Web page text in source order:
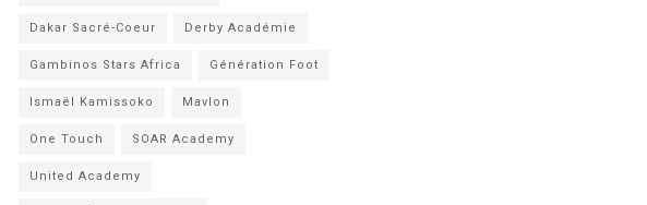
Dakar Sacré-Coeur Derby Académie
Gambinos Stars Africa Génération Foot
Ismaël Kamissoko Mavlon
One Touch SOAR Academy
United Academy